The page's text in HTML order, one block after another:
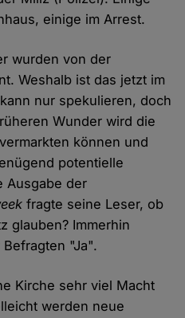
einige im Arrest.
wurden von der
Weshalb ist das jetzt im
nur spekulieren, doch
Wunder wird die
können und
potentielle
Ausgabe der
fragte seine Leser, ob
glauben? Immerhin
"Ja".
Kirche sehr viel Macht
werden neue